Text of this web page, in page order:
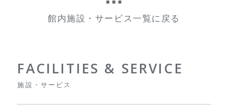
館内施設・サービス一覧に戻る
FACILITIES & SERVICE
施設・サービス